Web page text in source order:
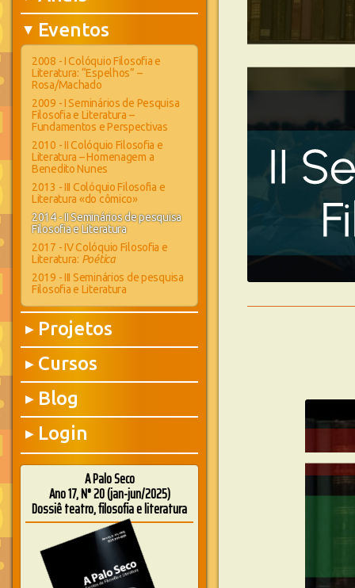
▶ Eventos
2008 - I Colóquio Filosofia e
Literatura: “Espelhos” –
Rosa/Machado
2009 - I Seminários de Pesquisa
Filosofia e Literatura –
Fundamentos e Perspectivas
2010 - II Colóquio Filosofia e
Literatura – Homenagem a
Benedito Nunes
2013 - III Colóquio Filosofia e
Literatura «do cômico»
2014 - II Seminários de pesquisa
Filosofia e Literatura
2017 - IV Colóquio Filosofia e
Literatura: Poética
2019 - III Seminários de pesquisa
Filosofia e Literatura
▶ Projetos
▶ Cursos
▶ Blog
▶ Login
A Palo Seco
Ano 17, N° 20 (jan-jun/2025)
Dossiê teatro, filosofia e literatura